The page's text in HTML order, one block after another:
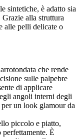
sintetiche, è adatto sia
alla struttura
alle pelli delicate o
che rende
sulle palpebre
di applicare
angoli interni degli
un look glamour da
piccolo e piatto,
È